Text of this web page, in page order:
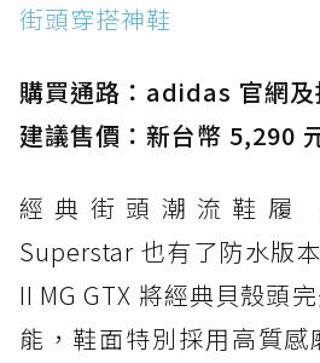
防水鞋推薦 2. New
防水鞋推薦 3. Nike Dunk
經典 Dunk 輪廓加上防水科
打折
防水鞋推薦 4. ASICS
載 GORE-TEX 隱形貼合科
防水鞋推薦 5. Salomon
人必備山系鞋王！防滑、
頂
街頭穿搭神鞋
購買通路：adidas 官網
建議售價：新台幣 5,290
經典街頭潮流鞋履
Superstar 也有了防水版
II MG GTX 將經典貝殼頭
能，鞋面特別採用高質